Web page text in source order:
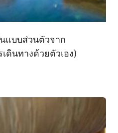
แบบส่วนตัวจาก
ดินทางด้วยตัวเอง)